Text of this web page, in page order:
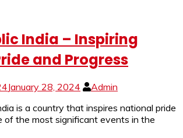
India – Inspiring
and Progress
January 28, 2024
Admin
is a country that inspires national pride
of the most significant events in the